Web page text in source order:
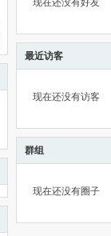
现在还没有好友
最近访客
现在还没有访客
群组
现在还没有圈子